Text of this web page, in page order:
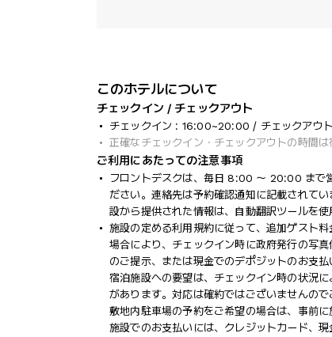
このホテルについて
チェックイン / チェックアウト
チェックイン : 16:00~20:00 / チェックアウ
正確なチェックイン・チェックアウトの時間は
ご利用にあたっての注意事項
フロントデスクは、毎日 8:00 ～ 20:00 まで
ださい。連絡先は予約確認通知に記載されて
設から提供された情報は、自動翻訳ツールを
施設の定める利用規約に従って、追加ゲスト
場合により、チェックイン時に政府発行の写
のご提示、または現金でのデポジットのお支
宿泊施設への要望は、チェックイン時の状況
があります。対応は確約ではございませんので
敷地内駐車場の予約をご希望の場合は、事前
施設でのお支払いには、クレジットカード、